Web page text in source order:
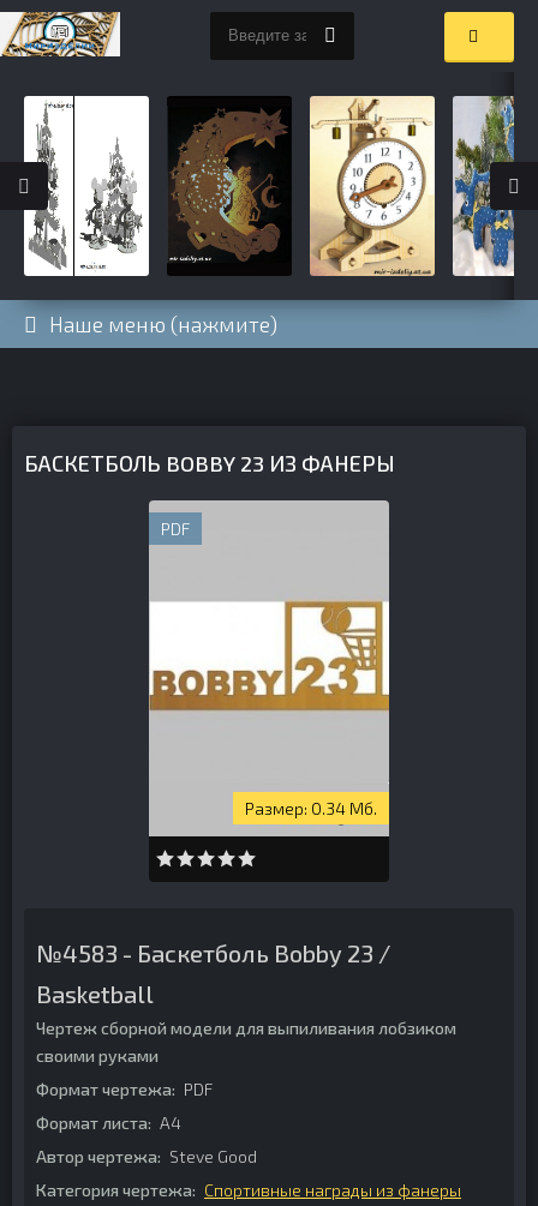
Наше меню (нажмите)
БАСКЕТБОЛЬ BOBBY 23 ИЗ ФАНЕРЫ
PDF
0.34 Мб.
№4583 - Баскетболь Bobby 23 /
Basketball
Чертеж сборной модели для выпиливания лобзиком
своими руками
Формат чертежа: PDF
Формат листа: А4
Автор чертежа: Steve Good
Категория чертежа: Спортивные награды из фанеры